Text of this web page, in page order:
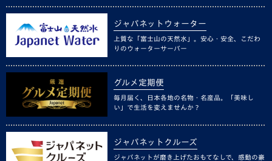
ジャパネットウォーター
上質な「富士山の天然水」。安心・安全、こだわ
りのウォーターサーバー
グルメ定期便
毎月届く、日本各地の名物・名産品。「美味し
い」で生活を変えませんか？
ジャパネットクルーズ
ジャパネットが磨き上げたおもてなしで、感動の豪